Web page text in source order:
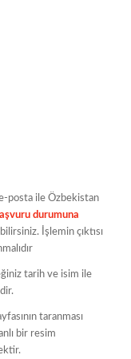
posta ile Özbekistan
durumuna
İşlemin çıktısı
tarih ve isim ile
taranması
bir resim